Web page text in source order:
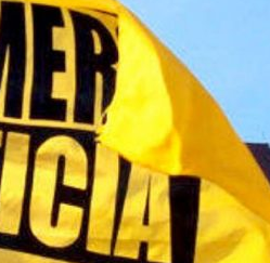
UNA ADOLESCENTE VENEZOLANA EN REUNIÓN CON